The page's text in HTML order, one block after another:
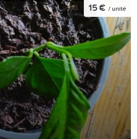
15 € / unité